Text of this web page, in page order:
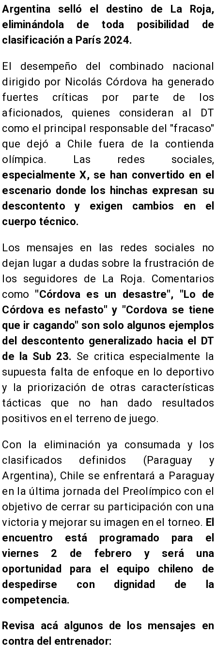
Argentina selló el destino de La Roja,
eliminándola de toda posibilidad de
clasificación a París 2024.
El desempeño del combinado nacional
dirigido por Nicolás Córdova ha generado
fuertes críticas por parte de los
aficionados, quienes consideran al DT
como el principal responsable del "fracaso"
que dejó a Chile fuera de la contienda
olímpica. Las redes sociales,
especialmente X, se han convertido en el
escenario donde los hinchas expresan su
descontento y exigen cambios en el
cuerpo técnico.
Los mensajes en las redes sociales no
dejan lugar a dudas sobre la frustración de
los seguidores de La Roja. Comentarios
como "Córdova es un desastre", "Lo de
Córdova es nefasto" y "Cordova se tiene
que ir cagando" son solo algunos ejemplos
del descontento generalizado hacia el DT
de la Sub 23. Se critica especialmente la
supuesta falta de enfoque en lo deportivo
y la priorización de otras características
tácticas que no han dado resultados
positivos en el terreno de juego.
Con la eliminación ya consumada y los
clasificados definidos (Paraguay y
Argentina), Chile se enfrentará a Paraguay
en la última jornada del Preolímpico con el
objetivo de cerrar su participación con una
victoria y mejorar su imagen en el torneo. El
encuentro está programado para el
viernes 2 de febrero y será una
oportunidad para el equipo chileno de
despedirse con dignidad de la
competencia.
Revisa acá algunos de los mensajes en
contra del entrenador: